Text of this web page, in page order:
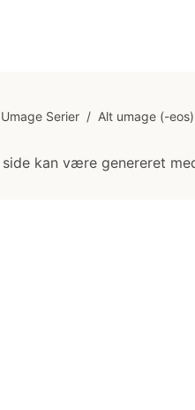
Umage Serier / Alt umage (-eos)
kan være genereret